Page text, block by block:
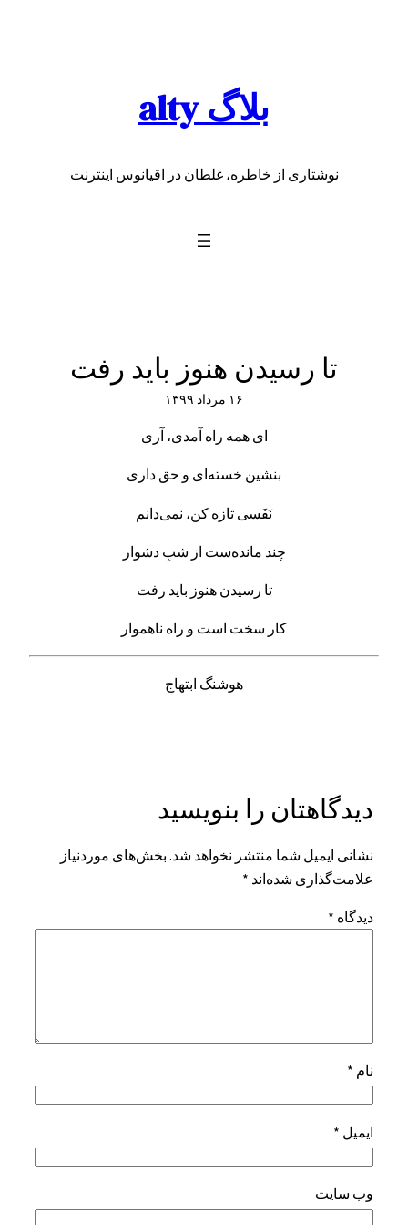
بلاگ alty
نوشتاری از خاطره، غلطان در اقیانوس اینترنت
تا رسیدن هنوز باید رفت
۱۶ مرداد ۱۳۹۹
ای همه راه آمدی، آری
بنشین خسته‌ای و حق داری
نَفَسی تازه کن، نمی‌دانم
چند مانده‌ست از شبِ دشوار
تا رسیدن هنوز باید رفت
کار سخت است و راه ناهموار
هوشنگ ابتهاج
دیدگاهتان را بنویسید
نشانی ایمیل شما منتشر نخواهد شد. بخش‌های موردنیاز
علامت‌گذاری شده‌اند *
دیدگاه *
نام *
ایمیل *
وب‌ سایت